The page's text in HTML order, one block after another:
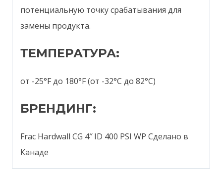
потенциальную точку срабатывания для
замены продукта.
ТЕМПЕРАТУРА:
от -25°F до 180°F (от -32°C до 82°C)
БРЕНДИНГ:
Frac Hardwall CG 4″ ID 400 PSI WP Сделано в
Канаде